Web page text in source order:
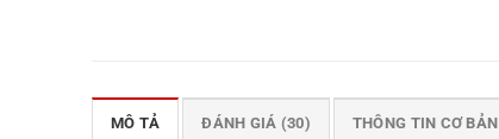
MÔ TẢ ĐÁNH GIÁ (30) THÔNG TIN CƠ BẢN